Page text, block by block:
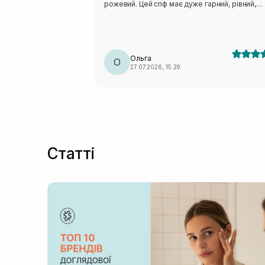
рожевий. Цей спф має дуже гарний, рівний,
О Ольга
27.07.2026, 15:29
Статті